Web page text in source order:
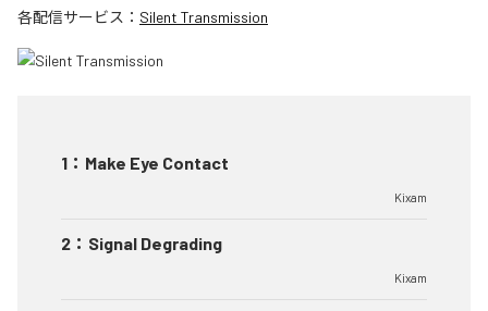
各配信サービス： Silent Transmission
1 ： Make Eye Contact
Kixam
2 ： Signal Degrading
Kixam